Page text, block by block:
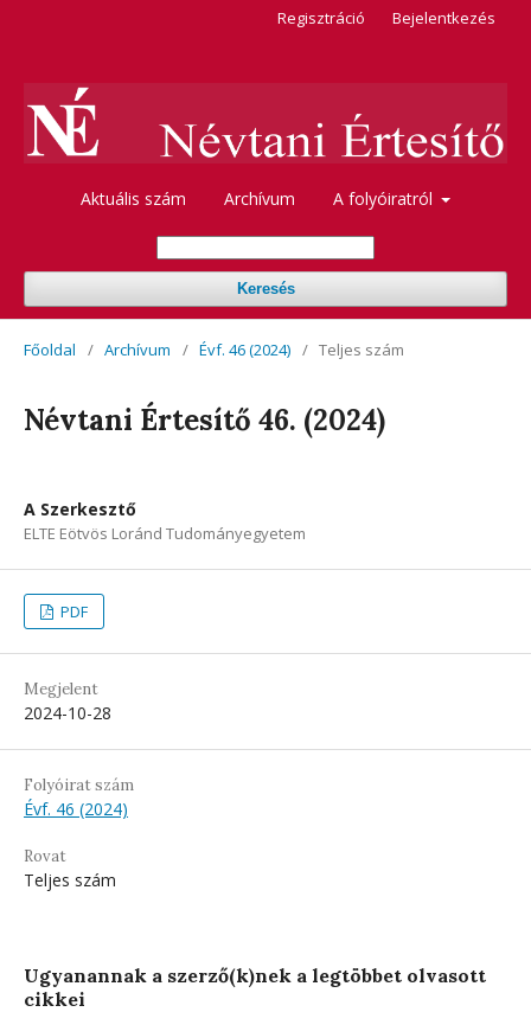
Aktuális szám Archívum A folyóiratról
Keresés
Regisztráció Bejelentkezés
Főoldal / Archívum / Évf. 46 (2024) / Teljes szám
Névtani Értesítő 46. (2024)
A Szerkesztő
ELTE Eötvös Loránd Tudományegyetem
PDF
Megjelent
2024-10-28
Folyóirat szám
Évf. 46 (2024)
Rovat
Teljes szám
Ugyanannak a szerző(k)nek a legtöbbet olvasott
cikkei